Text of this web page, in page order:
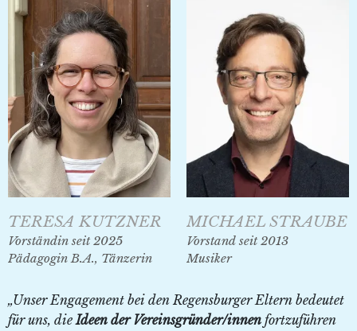
TERESA KUTZNER
Vorständin seit 2025
Pädagogin B.A., Tänzerin
MICHAEL STRAUBE
Vorstand seit 2013
Musiker
„Unser Engagement bei den Regensburger Eltern bedeutet
für uns, dieIdeen der Vereinsgründer/innen fortzuführen